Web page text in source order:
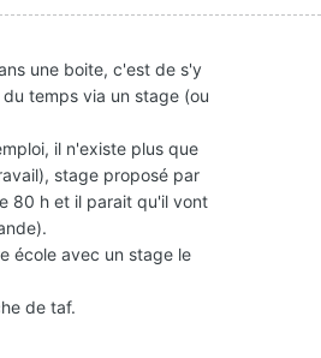
une boite, c'est de s'y
temps via un stage (ou
il n'existe plus que
stage proposé par
80 h et il parait qu'il vont
école avec un stage le
de taf.